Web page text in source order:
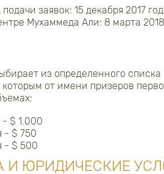
заявок: 15 декабря 2017
Мухаммеда Али: 8 марта
из определенного
от имени призеров
- $ 1.000
- $ 750
- $ 500
И ЮРИДИЧЕСКИЕ